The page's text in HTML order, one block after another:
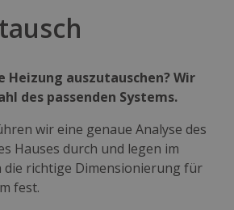
Heizung auszutauschen? Wir
des passenden Systems.
wir eine genaue Analyse des
Hauses durch und legen im
die richtige Dimensionierung für
fest.
ALLE ABLEHNEN
DETAILS EINSEHEN